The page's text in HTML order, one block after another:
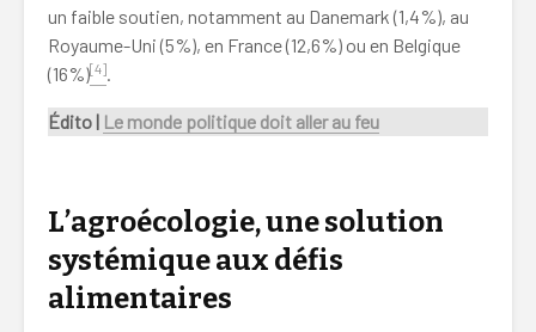
un faible soutien, notamment au Danemark (1,4%), au
Royaume-Uni (5%), en France (12,6%) ou en Belgique
(16%)[4].
Édito | Le monde politique doit aller au feu
L’agroécologie, une solution
systémique aux défis
alimentaires